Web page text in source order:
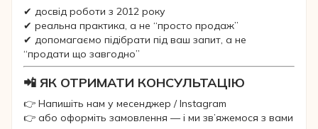
✔ досвід роботи з 2012 року
✔ реальна практика, а не “просто продаж”
✔ допомагаємо підібрати під ваш запит, а не
“продати що завгодно”
📲 ЯК ОТРИМАТИ КОНСУЛЬТАЦІЮ
👉 Напишіть нам у месенджер / Instagram
👉 або оформіть замовлення — і ми зв’яжемося з вами